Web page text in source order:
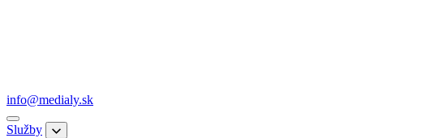
info@medialy.sk
Služby